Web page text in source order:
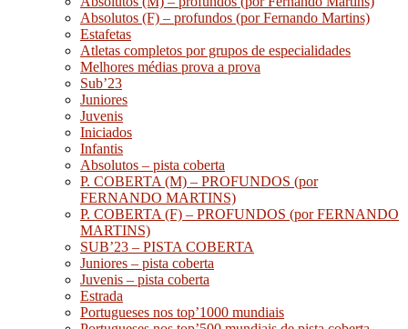
Absolutos (F) – profundos (por Fernando Martins)
Estafetas
Atletas completos por grupos de especialidades
Melhores médias prova a prova
Sub’23
Juniores
Juvenis
Iniciados
Infantis
Absolutos – pista coberta
P. COBERTA (M) – PROFUNDOS (por
FERNANDO MARTINS)
P. COBERTA (F) – PROFUNDOS (por FERNANDO
MARTINS)
SUB’23 – PISTA COBERTA
Juniores – pista coberta
Juvenis – pista coberta
Estrada
Portugueses nos top’1000 mundiais